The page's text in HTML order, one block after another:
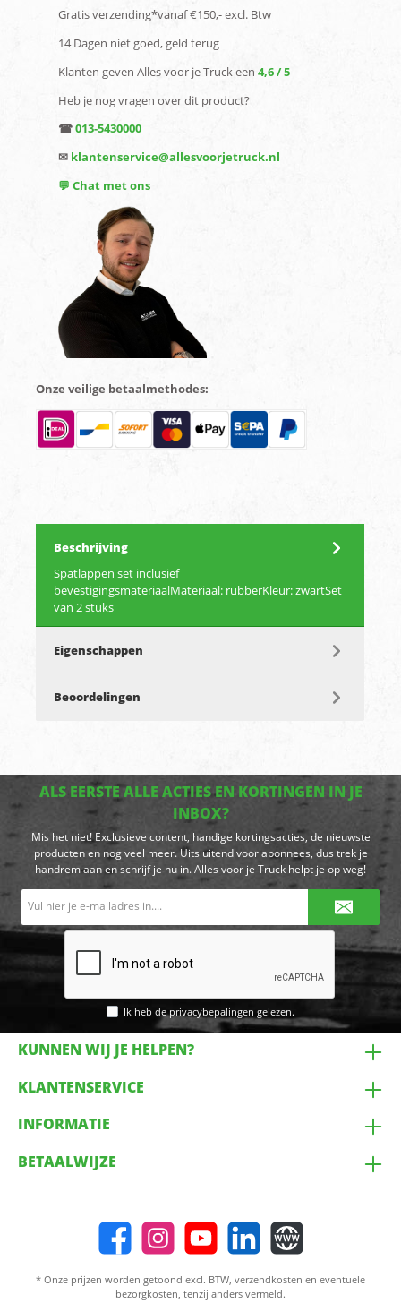
Gratis verzending*vanaf €150,- excl. Btw
14 Dagen niet goed, geld terug
Klanten geven Alles voor je Truck een 4,6 / 5
Heb je nog vragen over dit product?
☎013-5430000
✉ klantenservice@allesvoorjetruck.nl
💬 Chat met ons
Onze veilige betaalmethodes:
Beschrijving
Spatlappen set inclusief
bevestigingsmateriaalMateriaal: rubberKleur: zwartSet
van 2 stuks
Eigenschappen
Beoordelingen
ALS EERSTE ALLE ACTIES EN KORTINGEN IN JE
INBOX?
Mis het niet! Exclusieve content, handige kortingsacties, de nieuwste
producten en nog veel meer. Uitsluitend voor abonnees, dus trek je
handrem aan en schrijf je nu in. Alles voor je Truck helpt je op weg!
Ik heb deprivacybepalingen gelezen.
KUNNEN WIJ JE HELPEN?
KLANTENSERVICE
INFORMATIE
BETAALWIJZE
* Onze prijzen worden getoond excl. BTW, verzendkosten en eventuele
bezorgkosten, tenzij anders vermeld.